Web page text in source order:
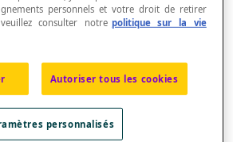
personnels et votre droit de retirer
consulter notre politique sur la vie
Autoriser tous les cookies
personnalisés